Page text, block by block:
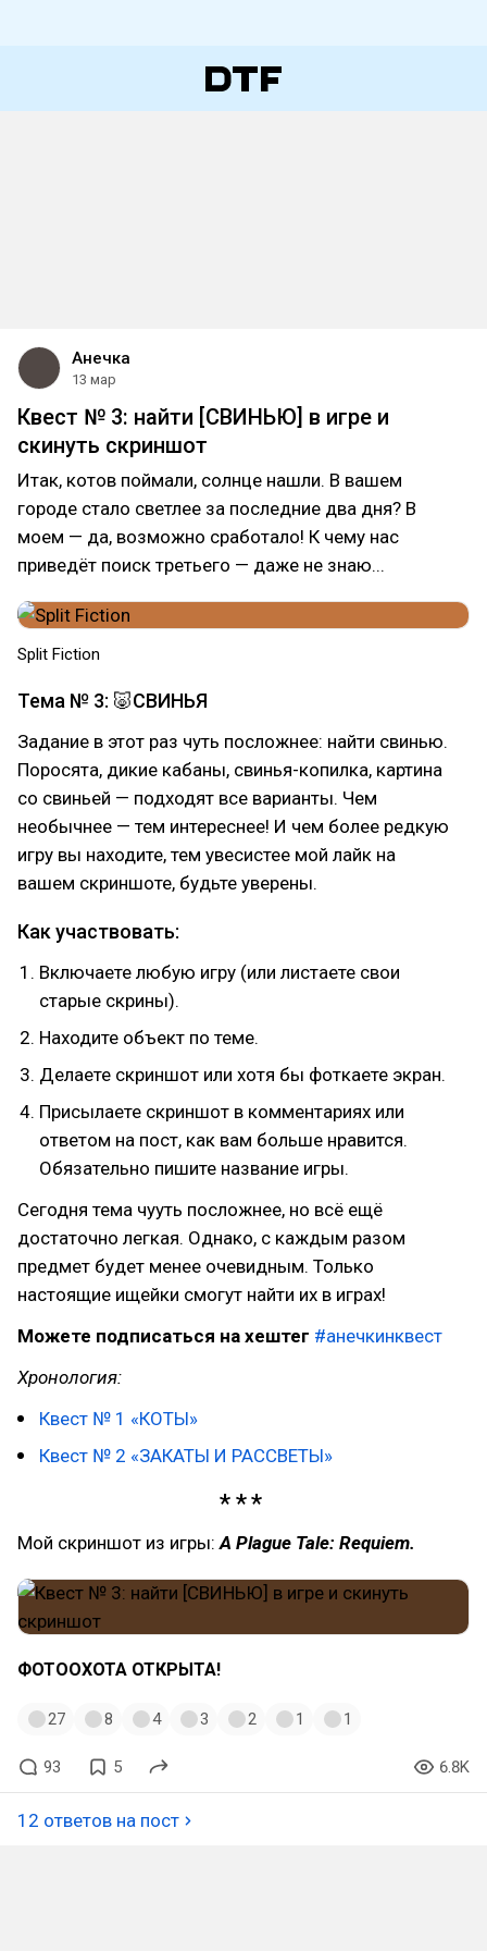
Анечка
13 мар
Квест № 3: найти [СВИНЬЮ] в игре и
скинуть скриншот
Итак, котов поймали, солнце нашли. В вашем
городе стало светлее за последние два дня? В
моем — да, возможно сработало! К чему нас
приведёт поиск третьего — даже не знаю...
Split Fiction
Тема № 3: 🐷СВИНЬЯ
Задание в этот раз чуть посложнее: найти свинью.
Поросята, дикие кабаны, свинья-копилка, картина
со свиньей — подходят все варианты. Чем
необычнее — тем интереснее! И чем более редкую
игру вы находите, тем увесистее мой лайк на
вашем скриншоте, будьте уверены.
Как участвовать:
Включаете любую игру (или листаете свои
старые скрины).
Находите объект по теме.
Делаете скриншот или хотя бы фоткаете экран.
Присылаете скриншот в комментариях или
ответом на пост, как вам больше нравится.
Обязательно пишите название игры.
Сегодня тема чууть посложнее, но всё ещё
достаточно легкая. Однако, с каждым разом
предмет будет менее очевидным. Только
настоящие ищейки смогут найти их в играх!
Можете подписаться на хештег #анечкинквест
Хронология:
Квест № 1 «КОТЫ»
Квест № 2 «ЗАКАТЫ И РАССВЕТЫ»
Мой скриншот из игры:A Plague Tale: Requiem.
ФОТООХОТА ОТКРЫТА!
27 8 4 3 2 1 1
93 5 6.8K
12 ответов на пост